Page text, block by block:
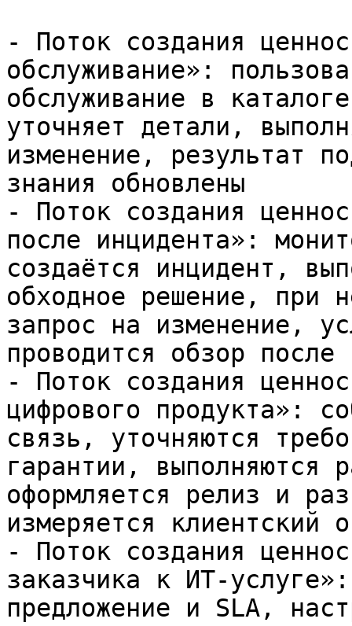
- Поток создания
обслуживание»:
обслуживание в
уточняет детали,
изменение, результат
знания обновлены
- Поток создания
после инцидента»:
создаётся инцидент,
обходное решение, при
запрос на изменение,
проводится обзор после
- Поток создания
цифрового продукта»:
связь, уточняются
гарантии, выполняются
оформляется релиз и
измеряется клиентский
- Поток создания
заказчика к ИТ-
предложение и SLA,